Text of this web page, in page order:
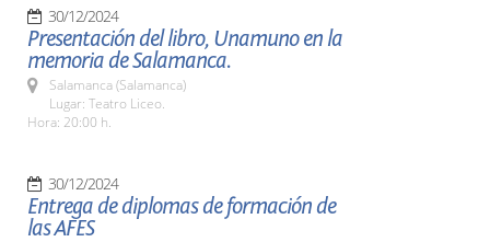
30/12/2024
Presentación del libro, Unamuno en la
memoria de Salamanca.
Salamanca (Salamanca)
Lugar: Teatro Liceo.
Hora: 20:00 h.
30/12/2024
Entrega de diplomas de formación de
las AFES